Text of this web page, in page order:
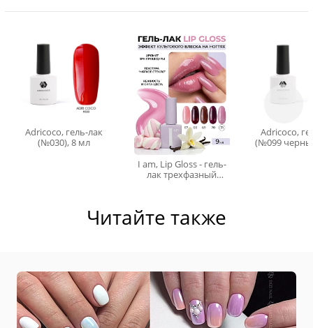
Adricoco, гель-лак
(№030), 8 мл
I am, Lip Gloss - гель-
лак трехфазный
Adricoco,
(№099
Читайте также